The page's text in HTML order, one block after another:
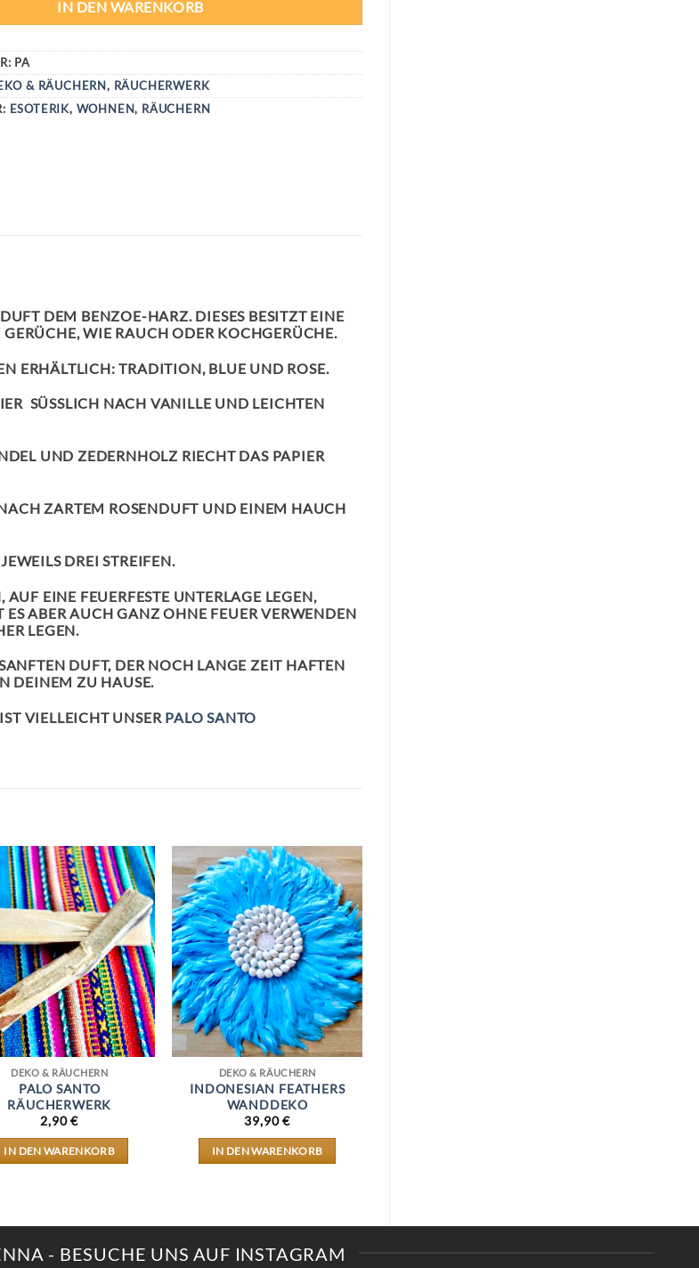
IN DEN WARENKORB
PA
& RÄUCHERN, RÄUCHERWERK
ESOTERIK, WOHNEN, RÄUCHERN
DEM BENZOE-HARZ. DIESES BESITZT EINE
WIE RAUCH ODER KOCHGERÜCHE.
ERHÄLTLICH: TRADITION, BLUE UND ROSE.
SÜSSLICH NACH VANILLE UND LEICHTEN B
UND ZEDERNHOLZ RIECHT DAS PAPIER
ZARTEM ROSENDUFT UND EINEM HAUCH
DREI STREIFEN.
EINE FEUERFESTE UNTERLAGE LEGEN,
ABER AUCH GANZ OHNE FEUER VERWENDEN
LEGEN.
DUFT, DER NOCH LANGE ZEIT HAFTEN
DEINEM ZU HAUSE.
VIELLEICHT UNSER PALO SANTO
DEKO & RÄUCHERN
PALO SANTO
RÄUCHERWERK
2,90€
IN DEN WARENKORB
DEKO & RÄUCHERN
INDONESIAN FEATHERS
WANDDEKO
39,90€
IN DEN WARENKORB
- BESUCHE UNS AUF INSTAGRAM